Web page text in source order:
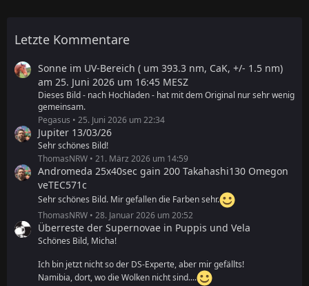
Letzte Kommentare
Sonne im UV-Bereich ( um 393.3 nm, CaK, +/- 1.5 nm)
am 25. Juni 2026 um 16:45 MESZ
Dieses Bild - nach Hochladen - hat mit dem Original nur sehr wenig
gemeinsam.
Pegasus
25. Juni 2026 um 22:34
Jupiter 13/03/26
Sehr schönes Bild!
ThomasNRW
21. März 2026 um 14:59
Andromeda 25x40sec gain 200 Takahashi130 Omegon
veTEC571c
Sehr schönes Bild. Mir gefallen die Farben sehr.
ThomasNRW
28. Januar 2026 um 20:52
Überreste der Supernovae in Puppis und Vela
Schönes Bild, Micha!
Ich bin jetzt nicht so der DS-Experte, aber mir gefällts!
Namibia, dort, wo die Wolken nicht sind....